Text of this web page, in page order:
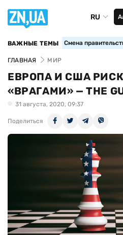
RU
ВАЖНЫЕ ТЕМЫ Смена
ГЛАВНАЯ МИР
ЕВРОПА И США
«ВРАГАМИ» — THE
31 августа, 2020, 09:37
Поделиться